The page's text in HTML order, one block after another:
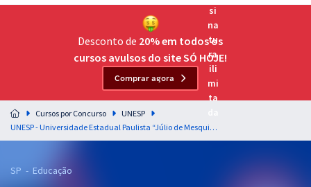
Assinatura OAB Até Passar
Acesso ilimitado a toda preparação para o Exame da
Residências Multiprofissionais
Preparação completa e intensiva para as principais
residências em saúde do Brasil
Desconto de 20% em todos os
cursos avulsos do site SÓ HOJE!
Comprar agora
Cursos por Concurso
UNESP
UNESP - Universidade Estadual Paulista “Júlio de Mesquita Filho” - Câmpus de Guaratinguetá - Docente Temporário - Educação Física
SP - Educação